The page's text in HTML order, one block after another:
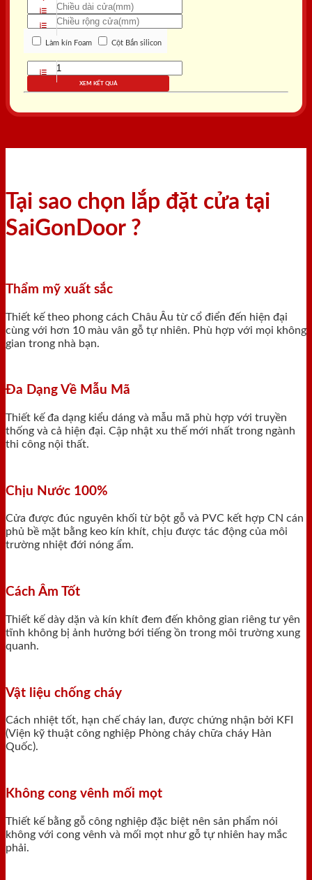
Làm kín Foam Cột Bắn silicon
XEM KẾT QUẢ
Tại sao chọn lắp đặt cửa tại
SaiGonDoor ?
Thẩm mỹ xuất sắc
Thiết kế theo phong cách Châu Âu từ cổ điển đến hiện đại
cùng với hơn 10 màu vân gỗ tự nhiên. Phù hợp với mọi không
gian trong nhà bạn.
Đa Dạng Về Mẫu Mã
Thiết kế đa dạng kiểu dáng và mẫu mã phù hợp với truyền
thống và cả hiện đại. Cập nhật xu thế mới nhất trong ngành
thi công nội thất.
Chịu Nước 100%
Cửa được đúc nguyên khối từ bột gỗ và PVC kết hợp CN cán
phủ bề mặt bằng keo kín khít, chịu được tác động của môi
trường nhiệt đới nóng ẩm.
Cách Âm Tốt
Thiết kế dày dặn và kín khít đem đến không gian riêng tư yên
tĩnh không bị ảnh hưởng bới tiếng ồn trong môi trường xung
quanh.
Vật liệu chống cháy
Cách nhiệt tốt, hạn chế cháy lan, được chứng nhận bởi KFI
(Viện kỹ thuật công nghiệp Phòng cháy chữa cháy Hàn
Quốc).
Không cong vênh mối mọt
Thiết kế bằng gỗ công nghiệp đặc biệt nên sản phẩm nói
không với cong vênh và mối mọt như gỗ tự nhiên hay mắc
phải.